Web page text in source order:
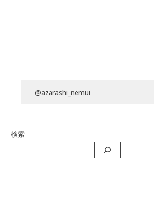
@azarashi_nemui
検索